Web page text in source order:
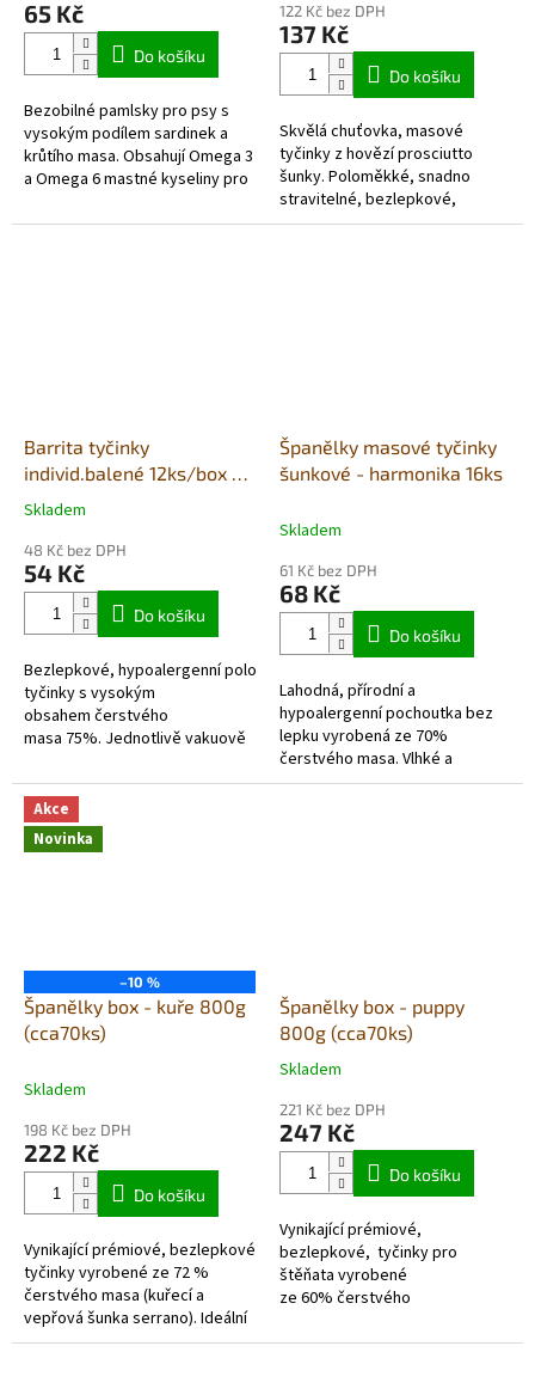
je
hvězdiček.
65 Kč
Do košíku
Bezobilné pamlsky pro psy s
vysokým podílem sardinek a
krůtího masa. Obsahují Omega 3
a Omega 6 mastné kyseliny pro
Chutná a zdravá odměna
122 Kč bez DPH
137 Kč
Do košíku
Skvělá chuťovka, masové
tyčinky z hovězí prosciutto
šunky. Poloměkké, snadno
stravitelné, bezlepkové,
hypoalergenní, vyrobené
Barrita tyčinky
individ.balené 12ks/box -
šunka & kuře
Průměrné
produktu
je
hvězdiček.
Skladem
48 Kč bez DPH
54 Kč
Do košíku
Bezlepkové, hypoalergenní poloměkké
tyčinky s vysokým
obsahem čerstvého
masa 75%. Jednotlivě vakuově
balení 12 tyčinek.
Španělky masové tyčinky
šunkové - harmonika 16ks
Skladem
61 Kč bez DPH
68 Kč
Do košíku
Lahodná, přírodní a
hypoalergenní pochoutka bez
lepku vyrobená ze 70%
čerstvého masa. Vlhké a
poloměkké šunkové tyčinky
Akce
Novinka
–10 %
Španělky box - kuře 800g
(cca70ks)
Skladem
198 Kč bez DPH
222 Kč
Do košíku
Vynikající prémiové, bezlepkové
tyčinky vyrobené ze 72 %
čerstvého masa (kuřecí a
vepřová šunka serrano). Ideální
každodenní odměna i doplněk
Španělky box - puppy
800g (cca70ks)
Průměrné
produktu
je
hvězdiček.
Skladem
221 Kč bez DPH
247 Kč
Do košíku
Vynikající prémiové,
bezlepkové, tyčinky pro
štěňata vyrobené
ze 60% čerstvého
obsahem vitamínů a...